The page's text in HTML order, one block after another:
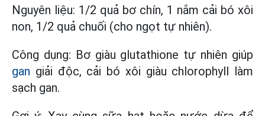
Nguyên liệu: 1/2 quả bơ chín, 1 nắm cải bó xôi
non, 1/2 quả chuối (cho ngọt tự nhiên).
Công dụng: Bơ giàu glutathione tự nhiên giúp
gan giải độc, cải bó xôi giàu chlorophyll làm
sạch gan.